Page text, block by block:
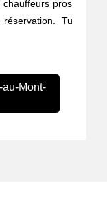
pros
Tu
Mont-